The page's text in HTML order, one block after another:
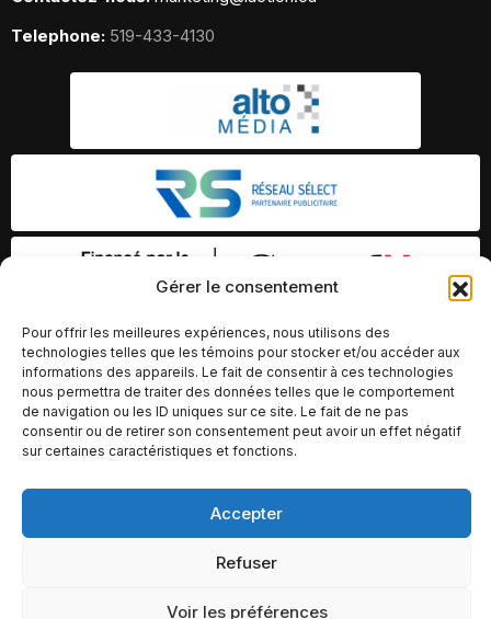
Gérer le consentement
Pour offrir les meilleures expériences, nous utilisons des
technologies telles que les témoins pour stocker et/ou accéder aux
informations des appareils. Le fait de consentir à ces technologies
nous permettra de traiter des données telles que le comportement
de navigation ou les ID uniques sur ce site. Le fait de ne pas
consentir ou de retirer son consentement peut avoir un effet négatif
sur certaines caractéristiques et fonctions.
Accepter
Refuser
Voir les préférences
Telephone: 519-433-4130
© Copyright 2026 – Altomédia Inc |
Ce site internet a été conçu et développé par Chameleon Ideas